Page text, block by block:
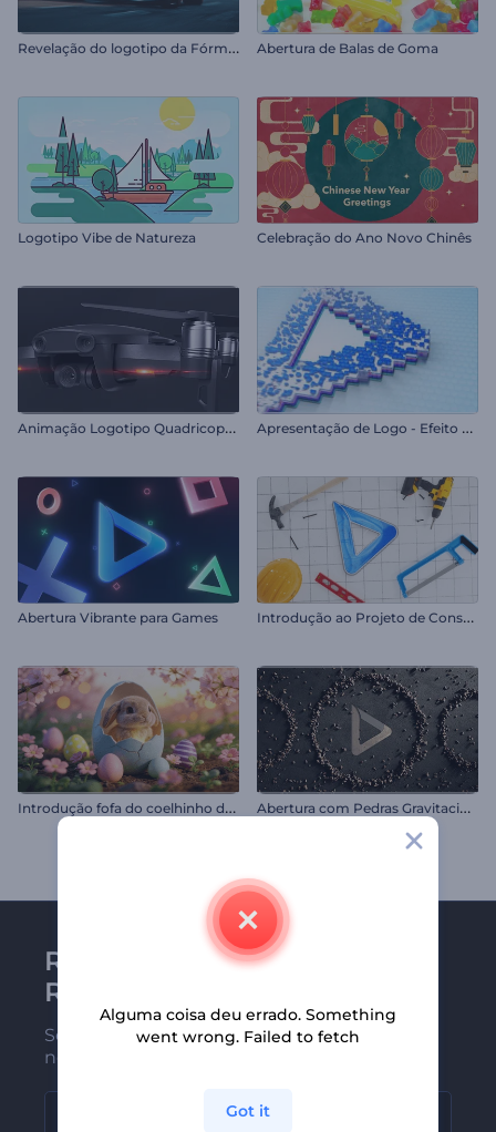
R
evelação do logotipo da Fórmula 1 Abertura de Balas de Goma
Logotipo Vibe de Natureza Celebração do Ano Novo Chinês
A
nimação Logotipo Quadricoptero A
presentação de Logo - Efeito Glitch Pixelado
Abertura Vibrante para Games I
ntrodução ao Projeto de Construção
I
ntrodução fofa do coelhinho da Páscoa A
bertura com Pedras Gravitacionais
Receba a newsletter da
Renderforest
Seja um dos primeiros a receber
nossas últimas novidades e ofertas
Alguma coisa deu errado. Something
went wrong. Failed to fetch
Got it